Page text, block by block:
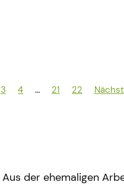
3 4 … 21 22
Aus der ehemaligen